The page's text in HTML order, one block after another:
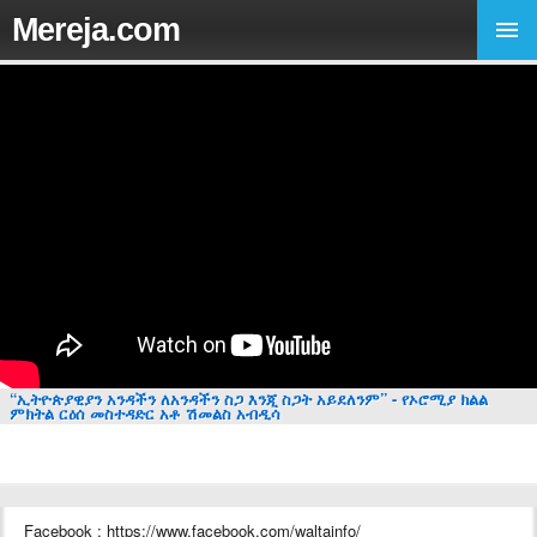
Mereja.com
“ኢትዮጵያዊያን አንዳችን ለአንዳችን ስጋ እንጂ ስጋት አይደለንም” - የኦሮሚያ ክልል
ምክትል ርዕሰ መስተዳድር አቶ ሽመልስ አብዲሳ
Facebook : https://www.facebook.com/waltainfo/